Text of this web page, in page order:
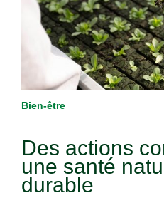
Bien-être
Des actions
une santé
durable